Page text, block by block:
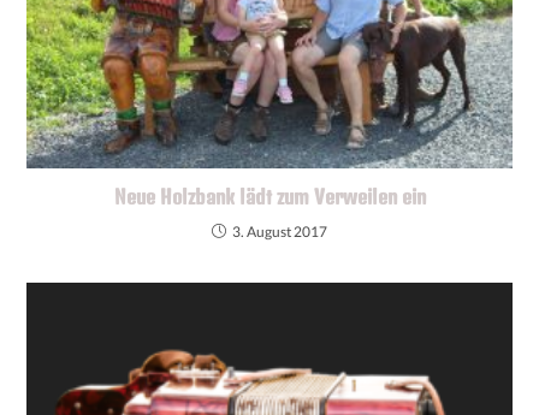
Neue Holzbank lädt zum Verweilen ein
3. August 2017